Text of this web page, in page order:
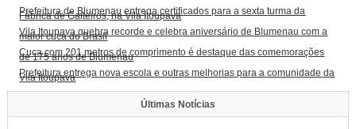
Prefeitura de Blumenau entrega certificados para a sexta turma da
Fábrica de Gaiteiros, na Vila Itoupava
Vila Itoupava quebra recorde e celebra aniversário de Blumenau com a
maior cuca do Brasil
Cuca com 201 metros de comprimento é destaque das comemorações
de 175 anos de Blumenau
Prefeitura entrega nova escola e outras melhorias para a comunidade da
Vila Itoupava
Últimas Notícias